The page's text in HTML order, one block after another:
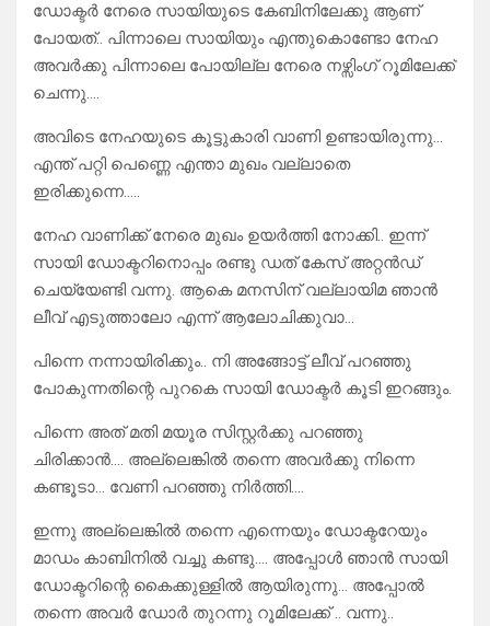
ഡോക്ടർ നേരെ സായിയുടെ കേബിനിലേക്കു ആണ്
പോയത്.. പിന്നാലെ സായിയും എന്തുകൊണ്ടോ നേഹ
അവർക്കു പിന്നാലെ പോയില്ല നേരെ നഴ്സിംഗ് റൂമിലേക്ക്‌
ചെന്നു….
അവിടെ നേഹയുടെ കൂട്ടുകാരി വാണി ഉണ്ടായിരുന്നു…
എന്ത് പറ്റി പെണ്ണെ എന്താ മുഖം വല്ലാതെ
ഇരിക്കുന്നെ…..
നേഹ വാണിക്ക് നേരെ മുഖം ഉയർത്തി നോക്കി.. ഇന്ന്
സായി ഡോക്ടറിനൊപ്പം രണ്ടു ഡത് കേസ് അറ്റൻഡ്
ചെയ്യേണ്ടി വന്നു. ആകെ മനസിന്‌ വല്ലായിമ ഞാൻ
ലീവ് എടുത്താലോ എന്ന് ആലോചിക്കുവാ…
പിന്നെ നന്നായിരിക്കും.. നി അങ്ങോട്ട്‌ ലീവ് പറഞ്ഞു
പോകുന്നതിന്റെ പുറകെ സായി ഡോക്ടർ കൂടി ഇറങ്ങും.
പിന്നെ അത് മതി മയൂര സിസ്റ്റർക്കു പറഞ്ഞു
ചിരിക്കാൻ…. അല്ലെങ്കിൽ തന്നെ അവർക്കു നിന്നെ
കണ്ടൂടാ… വേണി പറഞ്ഞു നിർത്തി….
ഇന്നു അല്ലെങ്കിൽ തന്നെ എന്നെയും ഡോക്ടറേയും
മാഡം കാബിനിൽ വച്ചു കണ്ടു…. അപ്പോൾ ഞാൻ സായി
ഡോക്ടറിന്റെ കൈക്കുള്ളിൽ ആയിരുന്നു… അപ്പോൽ
തന്നെ അവർ ഡോർ തുറന്നു റൂമിലേക്ക്‌ .. വന്നു..